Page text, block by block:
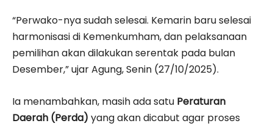
“Perwako-nya sudah selesai. Kemarin baru selesai
harmonisasi di Kemenkumham, dan pelaksanaan
pemilihan akan dilakukan serentak pada bulan
Desember,” ujar Agung, Senin (27/10/2025).
Ia menambahkan, masih ada satu Peraturan
Daerah (Perda) yang akan dicabut agar proses